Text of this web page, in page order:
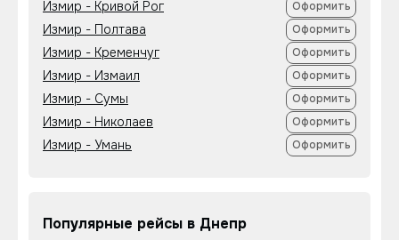
Измир - Кривой Рог Оформить
Измир - Полтава Оформить
Измир - Кременчуг Оформить
Измир - Измаил Оформить
Измир - Сумы Оформить
Измир - Николаев Оформить
Измир - Умань Оформить
Популярные рейсы в Днепр